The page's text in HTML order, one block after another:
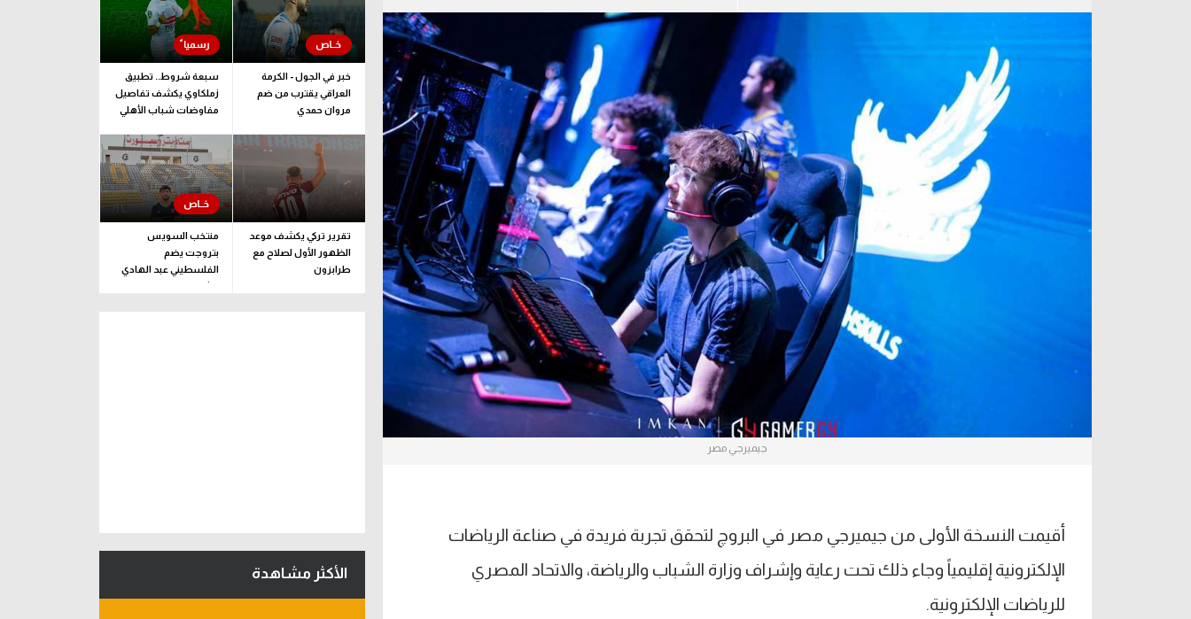
ركن الألعاب
الدوري السعودي للمحترفين
دوري أبطال أوروبا
دوري أبطال إفريقيا
كل البطولات
دوري أبطال أوروبا
القسم الثاني
رياضات أخرى
آسيا
أمريكا
ركن الألعاب
جيميرجي مصر
أقيمت النسخة الأولى من جيميرجي مصر في البروچ لتحقق تجربة فريدة في صناعة الرياضات
الإلكترونية إقليمياً وجاء ذلك تحت رعاية وإشراف وزارة الشباب والرياضة، والاتحاد المصري
للرياضات الإلكترونية.
خبر في الجول - الكرمة
العراقي يقترب من ضم
مروان حمدي
سبعة شروط.. تطبيق
زملكاوي يكشف تفاصيل
مفاوضات شباب الأهلي
تقرير تركي يكشف موعد
الظهور الأول لصلاح مع
طرابزون
منتخب السويس
بتروجت يضم
الفلسطيني عبد الهادي
راشد
الأكثر مشاهدة